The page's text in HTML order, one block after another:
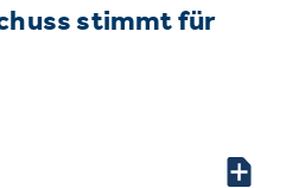
stimmt für